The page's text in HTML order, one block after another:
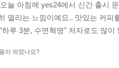
을 바꿀 것을 권했다. 그랬더니
물운을 부르는 수면명상법, 사업
늘 아침에 yes24에서 신간 출시
열리는 느낌이예요.. 맛있는 커
하루 3분, 수면혁명" 저자로도 많
이 되었나요?